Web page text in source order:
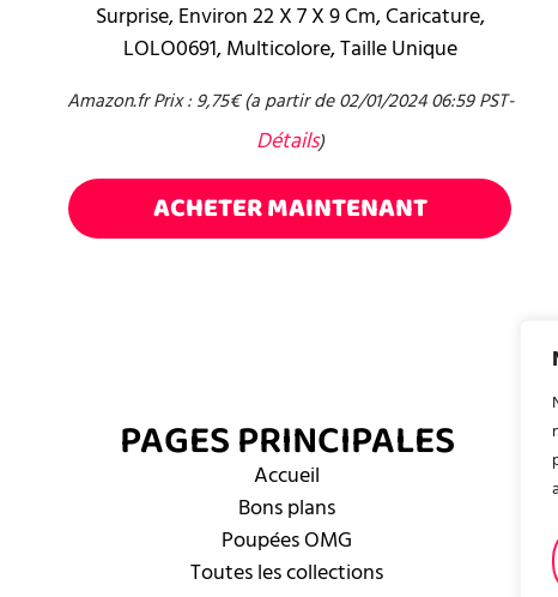
Surprise, Environ 22 X 7 X 9 Cm, Caricature,
LOLO0691, Multicolore, Taille Unique
Amazon.fr Prix :9,75€(a partir de 02/01/2024 06:59 PST-
Détails)
ACHETER MAINTENANT
PAGES PRINCIPALES
Accueil
Bons plans
Poupées OMG
Toutes les collections